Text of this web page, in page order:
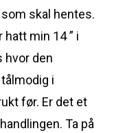
skal hentes.
min 14 ” i
hvor den
i
før. Er det et
Ta på